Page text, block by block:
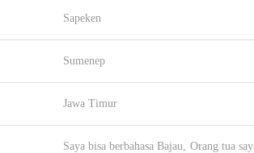
Sapeken
Sumenep
Jawa Timur
Saya bisa berbahasa Bajau Orang tua